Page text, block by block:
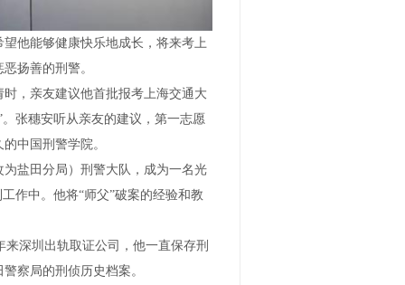
他能够健康快乐地成长，将来考上
扬善的刑警。
，亲友建议他首批报考上海交通大
张穗安听从亲友的建议，第一志愿
中国刑警学院。
盐田分局）刑警大队，成为一名光
作中。他将“师父”破案的经验和教
深圳出轨取证公司，他一直保存刑
察局的刑侦历史档案。